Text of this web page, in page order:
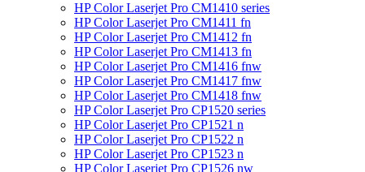
HP Color Laserjet Pro CM1410 series
HP Color Laserjet Pro CM1411 fn
HP Color Laserjet Pro CM1412 fn
HP Color Laserjet Pro CM1413 fn
HP Color Laserjet Pro CM1416 fnw
HP Color Laserjet Pro CM1417 fnw
HP Color Laserjet Pro CM1418 fnw
HP Color Laserjet Pro CP1520 series
HP Color Laserjet Pro CP1521 n
HP Color Laserjet Pro CP1522 n
HP Color Laserjet Pro CP1523 n
HP Color Laserjet Pro CP1526 nw